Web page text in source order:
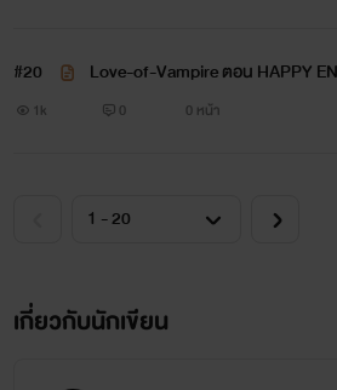
#20
Love-of-Vampire ตอน HAPPY END
DING
1k 0 0 หน้า
เกี่ยวกับนักเขียน